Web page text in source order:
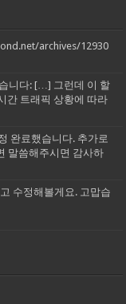
archives/12930
니다: […] 그런데 이 할
간 트래픽 상황에 따라
완료했습니다. 추가로
말씀해주시면 감사하
수정해볼게요. 고맙습